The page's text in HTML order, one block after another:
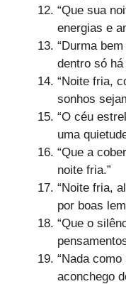
“Que sua
energias e
“Durma
dentro só há
“Noite fria,
sonhos
“O céu
uma
“Que a
noite fria.”
“Noite fria,
por boas
“Que o
“Nada
aconchego